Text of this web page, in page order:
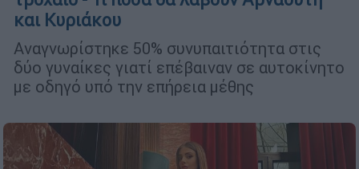
και Κυριάκου
Αναγνωρίστηκε 50% συνυπαιτιότητα στις
δύο γυναίκες γιατί επέβαιναν σε αυτοκίνητο
με οδηγό υπό την επήρεια μέθης